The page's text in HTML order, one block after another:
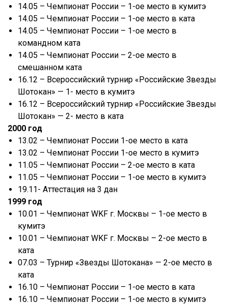
14.05 – Чемпионат России – 1-ое место в кумитэ
14.05 – Чемпионат России – 1-ое место в ката
14.05 – Чемпионат России – 1-ое место в
командном ката
14.05 – Чемпионат России – 2-ое место в
смешанном ката
16.12 – Всероссийский турнир «Российские Звезды
Шотокан» — 1- место в кумитэ
16.12 – Всероссийский турнир «Российские Звезды
Шотокан» — 2- место в ката
2000 год
13.02 – Чемпионат России 1-ое место в ката
13.02 – Чемпионат России 1-ое место в кумитэ
11.05 – Чемпионат России – 2-ое место в ката
11.05 – Чемпионат России – 1-ое место в кумитэ
19.11- Аттестация на 3 дан
1999 год
10.01 – Чемпионат WKF г. Москвы – 1-ое место в
кумитэ
10.01 – Чемпионат WKF г. Москвы – 2-ое место в
ката
07.03 – Турнир «Звезды Шотокана» — 2-ое место в
ката
16.10 – Чемпионат России – 1-ое место в ката
16.10 – Чемпионат России – 1-ое место в кумитэ